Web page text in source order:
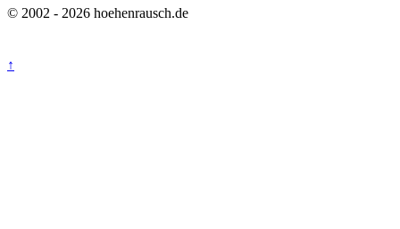
© 2002 - 2026 hoehenrausch.de
↑